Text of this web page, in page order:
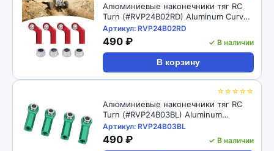
Алюминиевые наконечники тяг RC
Turn (#RVP24B02RD) Aluminum Curved
Link Steering Rod Ends with M4 CW
Thread Bore for 1/10 RC Crawler 4pcs:
Red
Артикул: RVP24B02RD
490 ₽ ✓ В наличии
В корзину
☆☆☆☆☆
Алюминиевые наконечники тяг RC
Turn (#RVP24B03BL) Aluminum
Straight Link Steering Rod Ends with
M4 CW Thread Bore for 1/10 RC
Crawler 4pcs: Black
Артикул: RVP24B03BL
490 ₽ ✓ В наличии